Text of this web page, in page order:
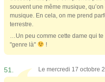
souvent une même musique,
musique. En cela, on me prend
terrestre.
…Un peu comme cette dame qui te
"genre là"
!
51. Le mercredi 17 octobre